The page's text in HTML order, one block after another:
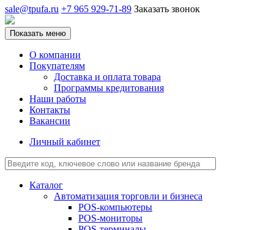
sale@tpufa.ru +7 965 929-71-89 Заказать звонок
Показать меню
О компании
Покупателям
Доставка и оплата товара
Программы кредитования
Наши работы
Контакты
Вакансии
Личный кабинет
Каталог
Автоматизация торговли и бизнеса
POS-компьютеры
POS-мониторы